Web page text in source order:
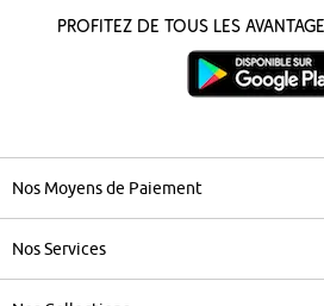
Profitez de tous les
Nos Moyens de Paiement
Nos Services